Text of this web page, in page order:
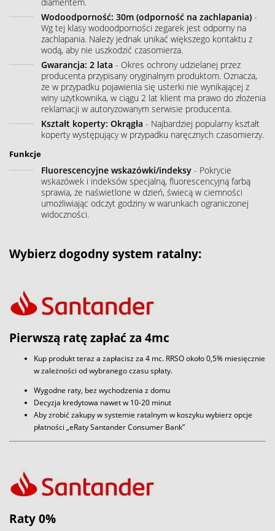
Wodoodporność: 30m (odporność na zachlapania) -
Wg tej klasy wodoodporności zegarek jest odporny na
zachlapania. Należy jednak unikać większego kontaktu z
wodą, aby nie uszkodzić czasomierza.
Gwarancja: 2 lata - Okres ochrony udzielanej przez
producenta przypisany oryginalnym produktom. Oznacza,
że w przypadku pojawienia się usterki nie wynikającej z
winy użytkownika, w ciągu 2 lat klient ma prawo do złożenia
reklamacji w autoryzowanym serwisie producenta.
Kształt koperty: Okrągła - Najbardziej popularny kształt
koperty występujący w przypadku naręcznych czasomierzy.
Funkcje
Fluorescencyjne wskazówki/indeksy - Pokrycie
wskazówek i indeksów specjalną, fluorescencyjną farbą
sprawia, że naświetlone w dzień, świecą w ciemności
umożliwiając odczyt godziny w warunkach ograniczonej
widoczności.
Wybierz dogodny system ratalny:
Pierwszą ratę zapłać za 4mc
Kup produkt teraz a zapłacisz za 4 mc. RRSO około 0,5% miesięcznie
w zależności od wybranego czasu spłaty.
Wygodne raty, bez wychodzenia z domu
Decyzja kredytowa nawet w 10-20 minut
Aby zrobić zakupy w systemie ratalnym w koszyku wybierz opcje
płatności „eRaty Santander Consumer Bank”
Raty 0%